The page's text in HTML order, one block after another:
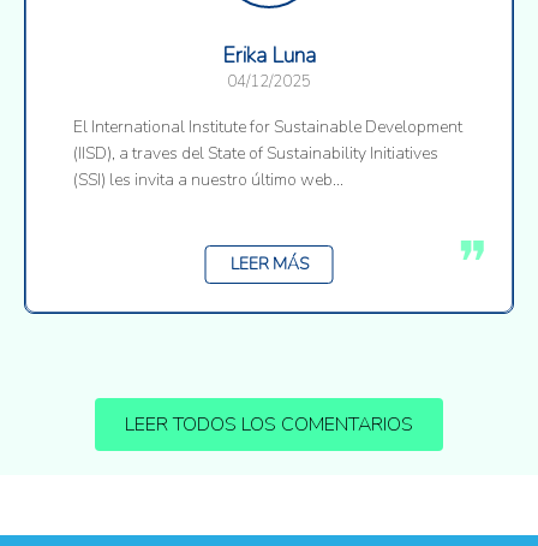
Erika Luna
04/12/2025
El International Institute for Sustainable Development
(IISD), a traves del State of Sustainability Initiatives
(SSI) les invita a nuestro último web...
LEER MÁS
LEER TODOS LOS COMENTARIOS